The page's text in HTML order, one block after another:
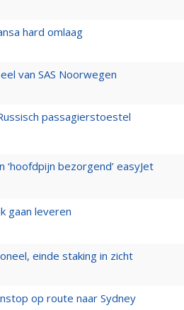
hard omlaag
van SAS Noorwegen
passagierstoestel
bezorgend’ easyJet
gaan leveren
einde staking in zicht
op route naar Sydney